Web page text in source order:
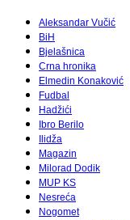
Aleksandar Vučić
BiH
Bjelašnica
Crna hronika
Elmedin Konaković
Fudbal
Hadžići
Ibro Berilo
Ilidža
Magazin
Milorad Dodik
MUP KS
Nesreća
Nogomet